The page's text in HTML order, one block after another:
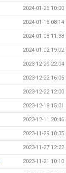
2024-01-26 10:00
2024-01-16 08:14
2024-01-08 11:38
2024-01-02 19:02
2023-12-29 22:04
2023-12-22 16:05
2023-12-22 12:00
2023-12-18 15:01
2023-12-11 20:46
2023-11-29 18:35
2023-11-27 12:22
2023-11-21 10:10